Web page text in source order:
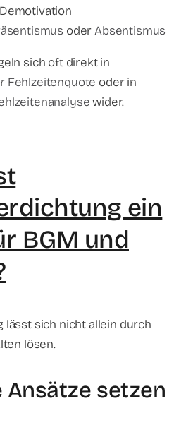
oderAbsentismus
sich oft direkt in
Fehlzeitenquote oder in
wider.
ein
BGM und
sich nicht allein durch
lösen.
Ansätze setzen